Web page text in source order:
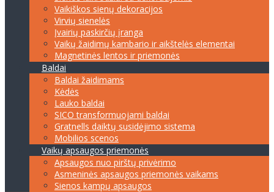
Vaikiškos sienų dekoracijos
Virvių sienelės
Įvairių paskirčių įranga
Vaikų žaidimų kambario ir aikštelės elementai
Magnetinės lentos ir priemonės
Baldai
Baldai žaidimams
Kėdės
Lauko baldai
SICO transformuojami baldai
Gratnells daiktų susidėjimo sistema
Mobilios scenos
Vaikų apsaugos priemonės
Apsaugos nuo pirštų privėrimo
Asmeninės apsaugos priemonės vaikams
Sienos kampų apsaugos